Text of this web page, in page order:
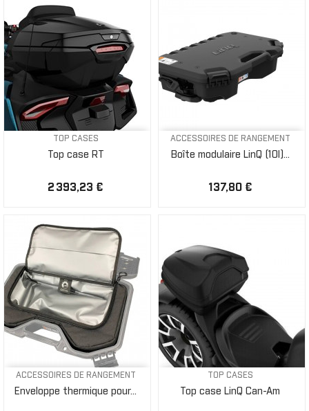
TOP CASES
Top case RT
2 393,23 €
ACCESSOIRES DE RANGEMENT
Boîte modulaire LinQ (10l)...
137,80 €
ACCESSOIRES DE RANGEMENT
Enveloppe thermique pour...
TOP CASES
Top case LinQ Can-Am